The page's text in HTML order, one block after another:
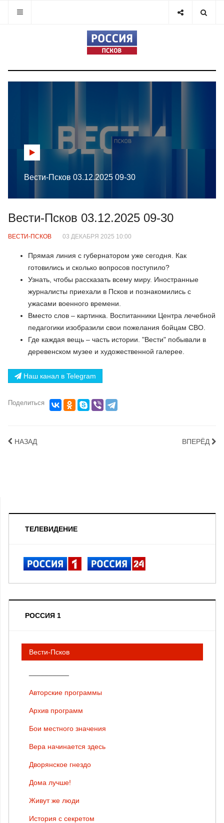
Вести-Псков 03.12.2025 09-30
Вести-Псков 03.12.2025 09-30
ВЕСТИ-ПСКОВ 03 ДЕКАБРЯ 2025 10:00
Прямая линия с губернатором уже сегодня. Как
готовились и сколько вопросов поступило?
Узнать, чтобы рассказать всему миру. Иностранные
журналисты приехали в Псков и познакомились с
ужасами военного времени.
Вместо слов – картинка. Воспитанники Центра лечебной
педагогики изобразили свои пожелания бойцам СВО.
Где каждая вещь – часть истории. "Вести" побывали в
деревенском музее и художественной галерее.
Наш канал в Telegram
Поделиться
НАЗАД ВПЕРЁД
ТЕЛЕВИДЕНИЕ
РОССИЯ 1
Вести-Псков
Авторские программы
Архив программ
Бои местного значения
Вера начинается здесь
Дворянское гнездо
Дома лучше!
Живут же люди
История с секретом